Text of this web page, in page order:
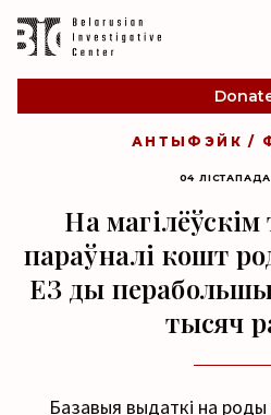
АНТЫФЭЙК /
04
На магілёўскім
параўналі кошт
ЕЗ ды
тысяч
Базавыя выдаткі на роды